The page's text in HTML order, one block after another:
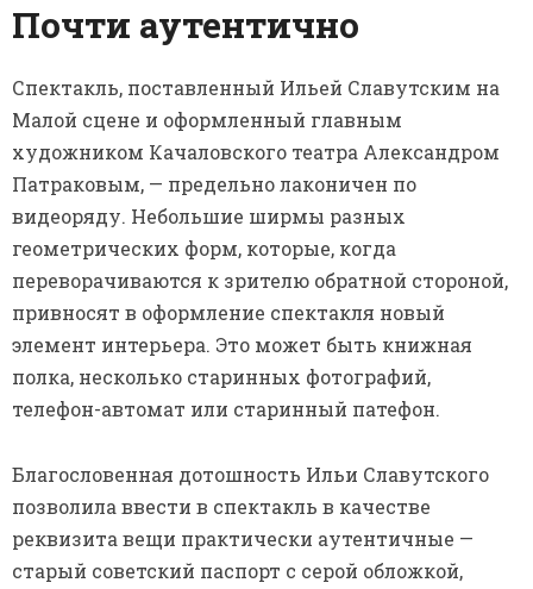
Почти аутентично
Спектакль, поставленный Ильей Славутским на
Малой сцене и оформленный главным
художником Качаловского театра Александром
Патраковым, — предельно лаконичен по
видеоряду. Небольшие ширмы разных
геометрических форм, которые, когда
переворачиваются к зрителю обратной стороной,
привносят в оформление спектакля новый
элемент интерьера. Это может быть книжная
полка, несколько старинных фотографий,
телефон-автомат или старинный патефон.
Благословенная дотошность Ильи Славутского
позволила ввести в спектакль в качестве
реквизита вещи практически аутентичные —
старый советский паспорт с серой обложкой,